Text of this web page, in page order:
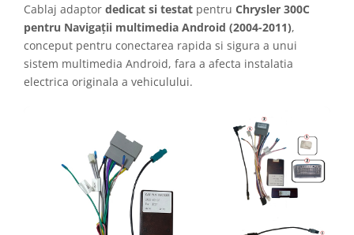
Cablaj adaptor dedicat si testat pentru Chrysler 300C
pentru Navigații multimedia Android (2004-2011),
conceput pentru conectarea rapida si sigura a unui
sistem multimedia Android, fara a afecta instalatia
electrica originala a vehiculului.